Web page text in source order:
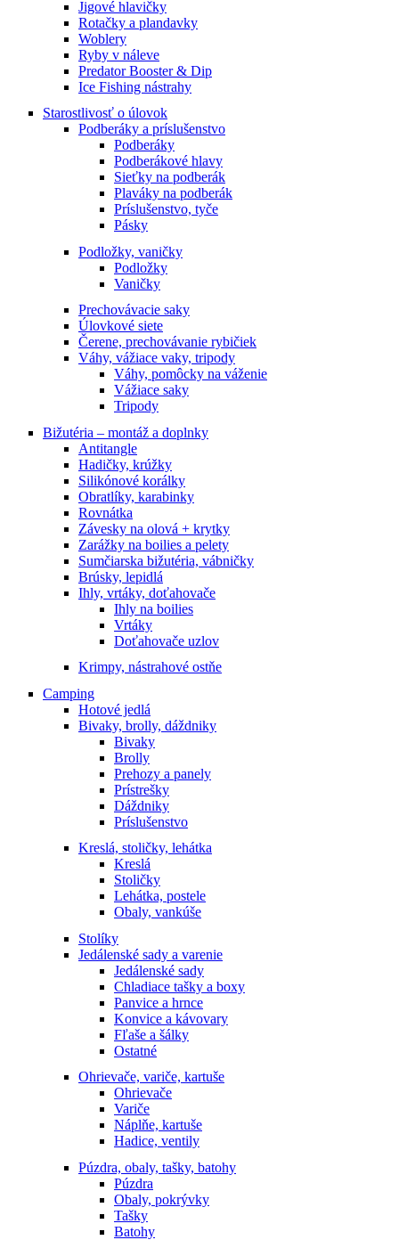
Jigové hlavičky
Rotačky a plandavky
Woblery
Ryby v náleve
Predator Booster & Dip
Ice Fishing nástrahy
Starostlivosť o úlovok
Podberáky a príslušenstvo
Podberáky
Podberákové hlavy
Sieťky na podberák
Plaváky na podberák
Príslušenstvo, tyče
Pásky
Podložky, vaničky
Podložky
Vaničky
Prechovávacie saky
Úlovkové siete
Čerene, prechovávanie rybičiek
Váhy, vážiace vaky, tripody
Váhy, pomôcky na váženie
Vážiace saky
Tripody
Bižutéria – montáž a doplnky
Antitangle
Hadičky, krúžky
Silikónové korálky
Obratlíky, karabinky
Rovnátka
Závesky na olová + krytky
Zarážky na boilies a pelety
Sumčiarska bižutéria, vábničky
Brúsky, lepidlá
Ihly, vrtáky, doťahovače
Ihly na boilies
Vrtáky
Doťahovače uzlov
Krimpy, nástrahové ostňe
Camping
Hotové jedlá
Bivaky, brolly, dáždniky
Bivaky
Brolly
Prehozy a panely
Prístrešky
Dáždniky
Príslušenstvo
Kreslá, stoličky, lehátka
Kreslá
Stoličky
Lehátka, postele
Obaly, vankúše
Stolíky
Jedálenské sady a varenie
Jedálenské sady
Chladiace tašky a boxy
Panvice a hrnce
Konvice a kávovary
Fľaše a šálky
Ostatné
Ohrievače, variče, kartuše
Ohrievače
Variče
Náplňe, kartuše
Hadice, ventily
Púzdra, obaly, tašky, batohy
Púzdra
Obaly, pokrývky
Tašky
Batohy